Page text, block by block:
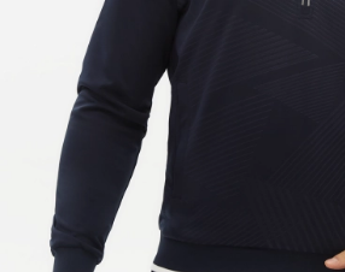
Омская область (5)
Республика Башкортостан (3)
Республика Крым (1)
Республика Татарстан (2)
Ростовская область (2)
Самарская область (1)
Санкт-Петербург и ЛО (3)
Саратовская область (1)